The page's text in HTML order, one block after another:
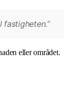
eller området.